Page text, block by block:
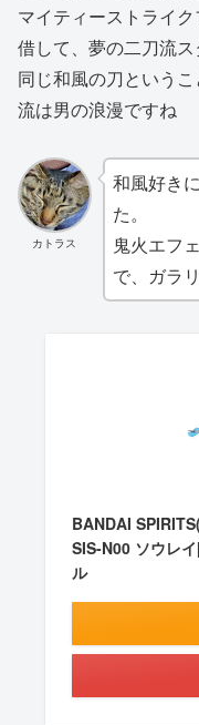
マイティーストライ
借して、夢の二刀流ス
同じ和風の刀という
流は男の浪漫ですね
カトラス
和風好き
た。
鬼火エフ
で、ガラ
BANDAI
SIS-N00 ソウレ
ル